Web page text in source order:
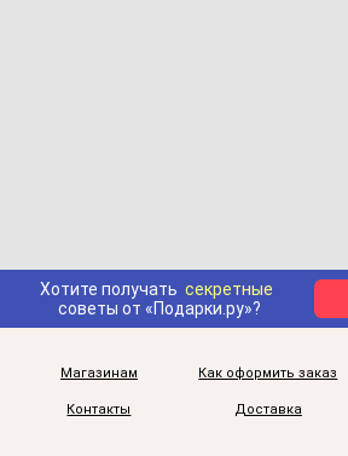
Хотите получать секретные
советы от «Подарки.ру»?
Магазинам Как оформить заказ
Контакты Доставка